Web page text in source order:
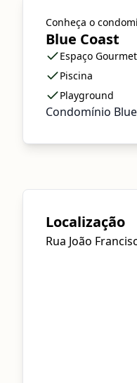
Conheça o
Blue Coast
Espaço Gourmet
Piscina
Playground
Condomínio
Localização
Rua João